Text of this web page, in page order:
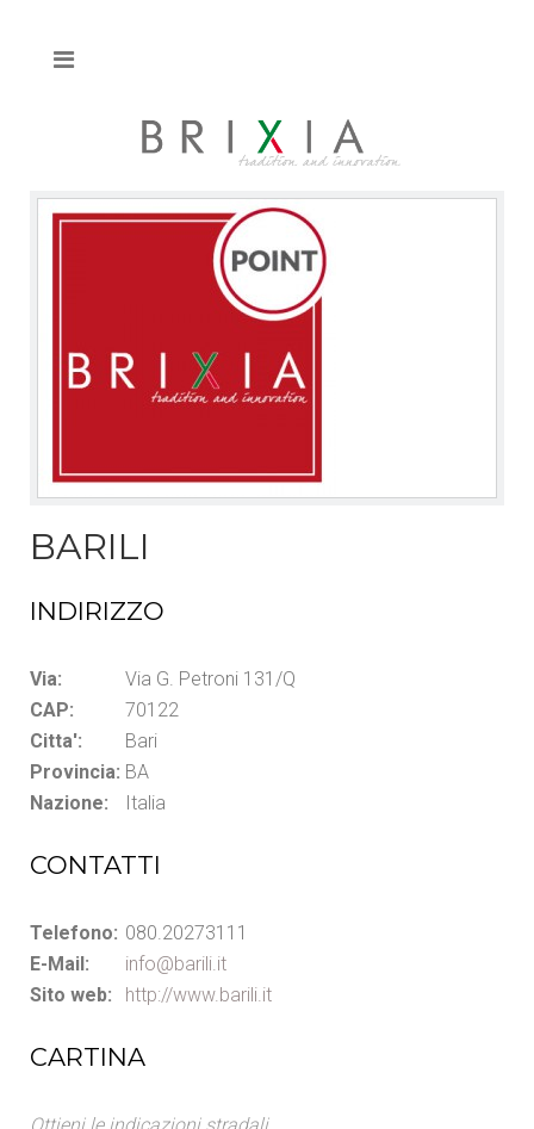
BARILI
INDIRIZZO
Via:
Via G. Petroni 131/Q
CAP:
70122
Citta':
Bari
Provincia: BA
Nazione:
Italia
CONTATTI
Telefono: 080.20273111
E-Mail:
info@barili.it
Sito web:
http://www.barili.it
CARTINA